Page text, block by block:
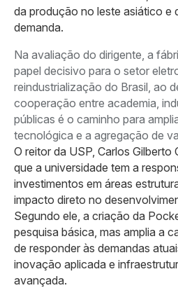
da produção no leste asiático e
demanda.
Na avaliação do dirigente, a
papel decisivo para o setor
reindustrialização do Brasil, ao
cooperação entre academia,
públicas é o caminho para
tecnológica e a agregação de
O reitor da USP, Carlos Gilberto
que a universidade tem a
investimentos em áreas
impacto direto no
Segundo ele, a criação da
pesquisa básica, mas amplia a
de responder às demandas
inovação aplicada e
avançada.